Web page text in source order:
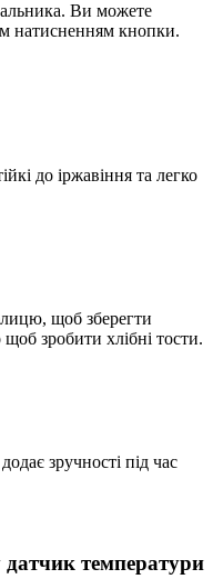
Ви можете
натисненням кнопки.
до іржавіння та легко
щоб зберегти
зробити хлібні тости.
зручності під час
температури